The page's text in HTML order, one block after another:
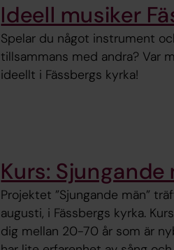
Ideell musiker
Spelar du något instrument
tillsammans med andra? Var
ideellt i Fässbergs kyrka!
Kurs: Sjungande
Projektet ”Sjungande män”
augusti, i Fässbergs kyrka.
dig mellan 20-70 år som är